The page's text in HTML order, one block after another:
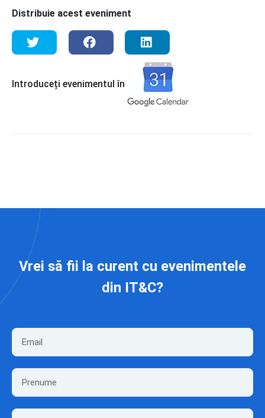
Distribuie acest eveniment
Introduceți evenimentul în
Vrei să fii la curent cu evenimentele
din IT&C?